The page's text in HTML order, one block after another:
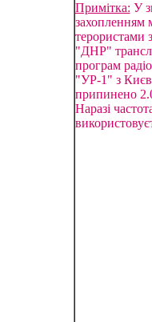
Примітка: У
захопленням
терористами
"ДНР"
програм
"УР-1" з
припинено
Наразі